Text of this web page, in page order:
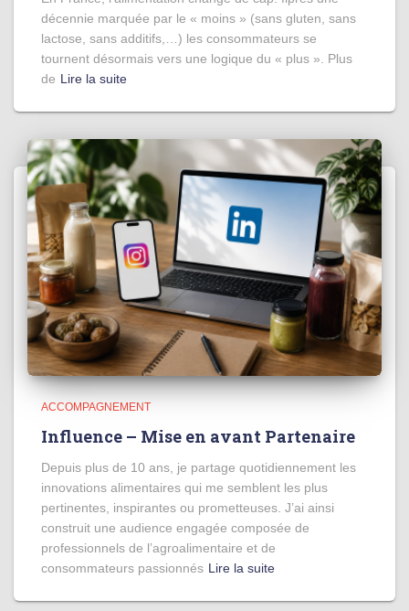
décennie marquée par le « moins » (sans gluten, sans
lactose, sans additifs,…) les consommateurs se
tournent désormais vers une logique du « plus ». Plus
de Lire la suite
ACCOMPAGNEMENT
Influence – Mise en avant Partenaire
Depuis plus de 10 ans, je partage quotidiennement les
innovations alimentaires qui me semblent les plus
pertinentes, inspirantes ou prometteuses. J’ai ainsi
construit une audience engagée composée de
professionnels de l’agroalimentaire et de
consommateurs passionnés Lire la suite